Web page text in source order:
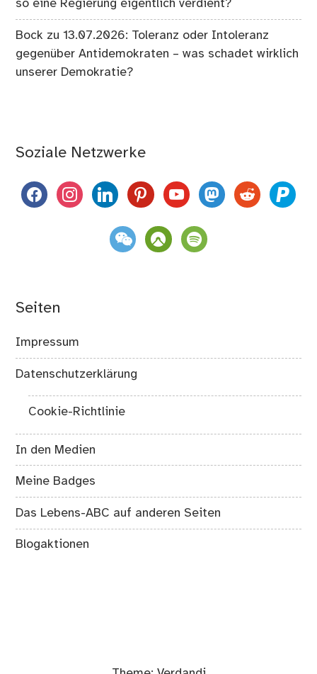
so eine Regierung eigentlich verdient?
Bock zu13.07.2026: Toleranz oder Intoleranz
gegenüber Antidemokraten – was schadet wirklich
unserer Demokratie?
Soziale Netzwerke
facebookinstagramlinkedinpinterestyoutubemastodon
reddit paypal
weixin komootspotify
Seiten
Impressum
Datenschutzerklärung
Cookie-Richtlinie
In den Medien
Meine Badges
Das Lebens-ABC auf anderen Seiten
Blogaktionen